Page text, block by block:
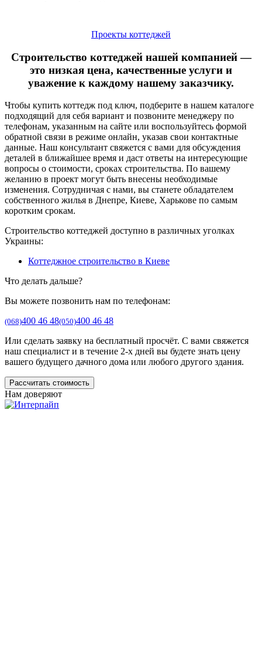
Проекты коттеджей
Строительство коттеджей нашей компанией ―
это низкая цена, качественные услуги и
уважение к каждому нашему заказчику.
Чтобы купить коттедж под ключ, подберите в нашем каталоге
подходящий для себя вариант и позвоните менеджеру по
телефонам, указанным на сайте или воспользуйтесь формой
обратной связи в режиме онлайн, указав свои контактные
данные. Наш консультант свяжется с вами для обсуждения
деталей в ближайшее время и даст ответы на интересующие
вопросы о стоимости, сроках строительства. По вашему
желанию в проект могут быть внесены необходимые
изменения. Сотрудничая с нами, вы станете обладателем
собственного жилья в Днепре, Киеве, Харькове по самым
коротким срокам.
Строительство коттеджей доступно в различных уголках
Украины:
Коттеджное строительство в Киеве
Что делать дальше?
Вы можете позвонить нам по телефонам:
(068)400 46 48(050)400 46 48
Или сделать заявку на бесплатный просчёт. С вами свяжется
наш специалист и в течение 2-х дней вы будете знать цену
вашего будущего дачного дома или любого другого здания.
Рассчитать стоимость
Нам доверяют